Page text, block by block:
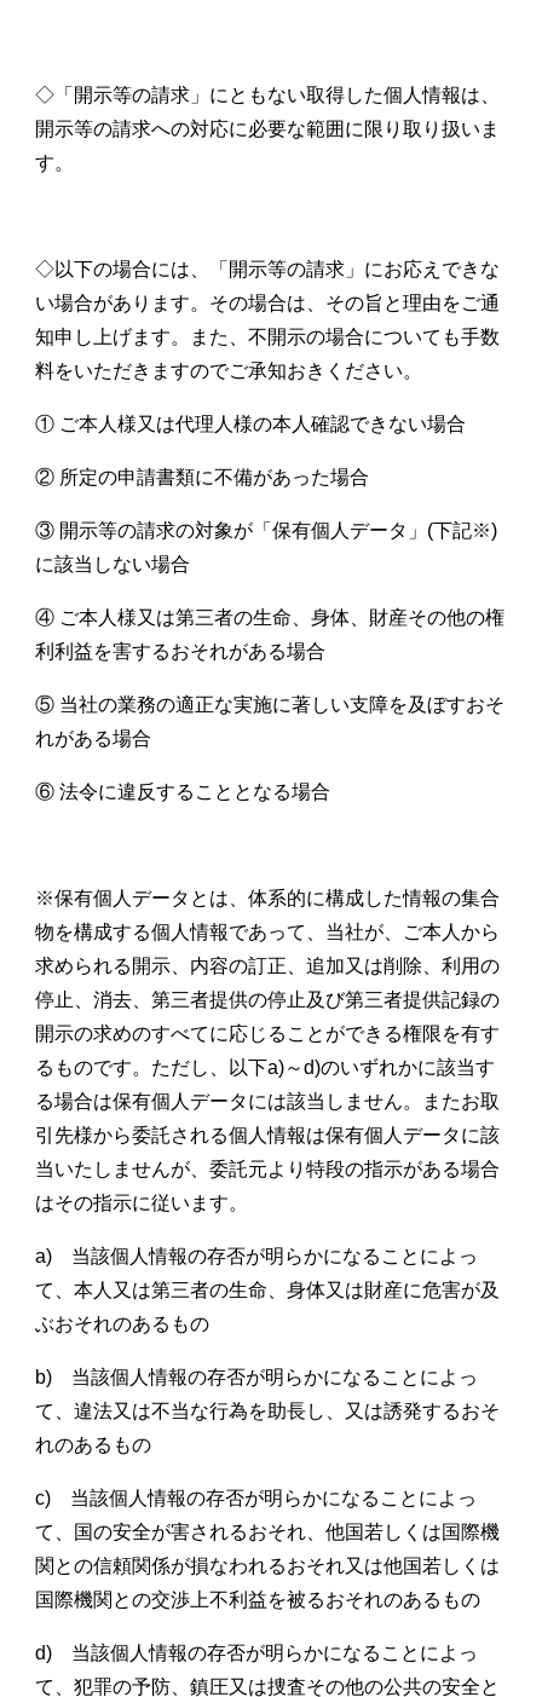
◇「開示等の請求」にともない取得した個人情報は、
開示等の請求への対応に必要な範囲に限り取り扱いま
す。
◇以下の場合には、「開示等の請求」にお応えできな
い場合があります。その場合は、その旨と理由をご通
知申し上げます。また、不開示の場合についても手数
料をいただきますのでご承知おきください。
① ご本人様又は代理人様の本人確認できない場合
② 所定の申請書類に不備があった場合
③ 開示等の請求の対象が「保有個人データ」(下記※)
に該当しない場合
④ ご本人様又は第三者の生命、身体、財産その他の権
利利益を害するおそれがある場合
⑤ 当社の業務の適正な実施に著しい支障を及ぼすおそ
れがある場合
⑥ 法令に違反することとなる場合
※保有個人データとは、体系的に構成した情報の集合
物を構成する個人情報であって、当社が、ご本人から
求められる開示、内容の訂正、追加又は削除、利用の
停止、消去、第三者提供の停止及び第三者提供記録の
開示の求めのすべてに応じることができる権限を有す
るものです。ただし、以下a)～d)のいずれかに該当す
る場合は保有個人データには該当しません。またお取
引先様から委託される個人情報は保有個人データに該
当いたしませんが、委託元より特段の指示がある場合
はその指示に従います。
a) 当該個人情報の存否が明らかになることによっ
て、本人又は第三者の生命、身体又は財産に危害が及
ぶおそれのあるもの
b) 当該個人情報の存否が明らかになることによっ
て、違法又は不当な行為を助長し、又は誘発するおそ
れのあるもの
c) 当該個人情報の存否が明らかになることによっ
て、国の安全が害されるおそれ、他国若しくは国際機
関との信頼関係が損なわれるおそれ又は他国若しくは
国際機関との交渉上不利益を被るおそれのあるもの
d) 当該個人情報の存否が明らかになることによっ
て、犯罪の予防、鎮圧又は捜査その他の公共の安全と